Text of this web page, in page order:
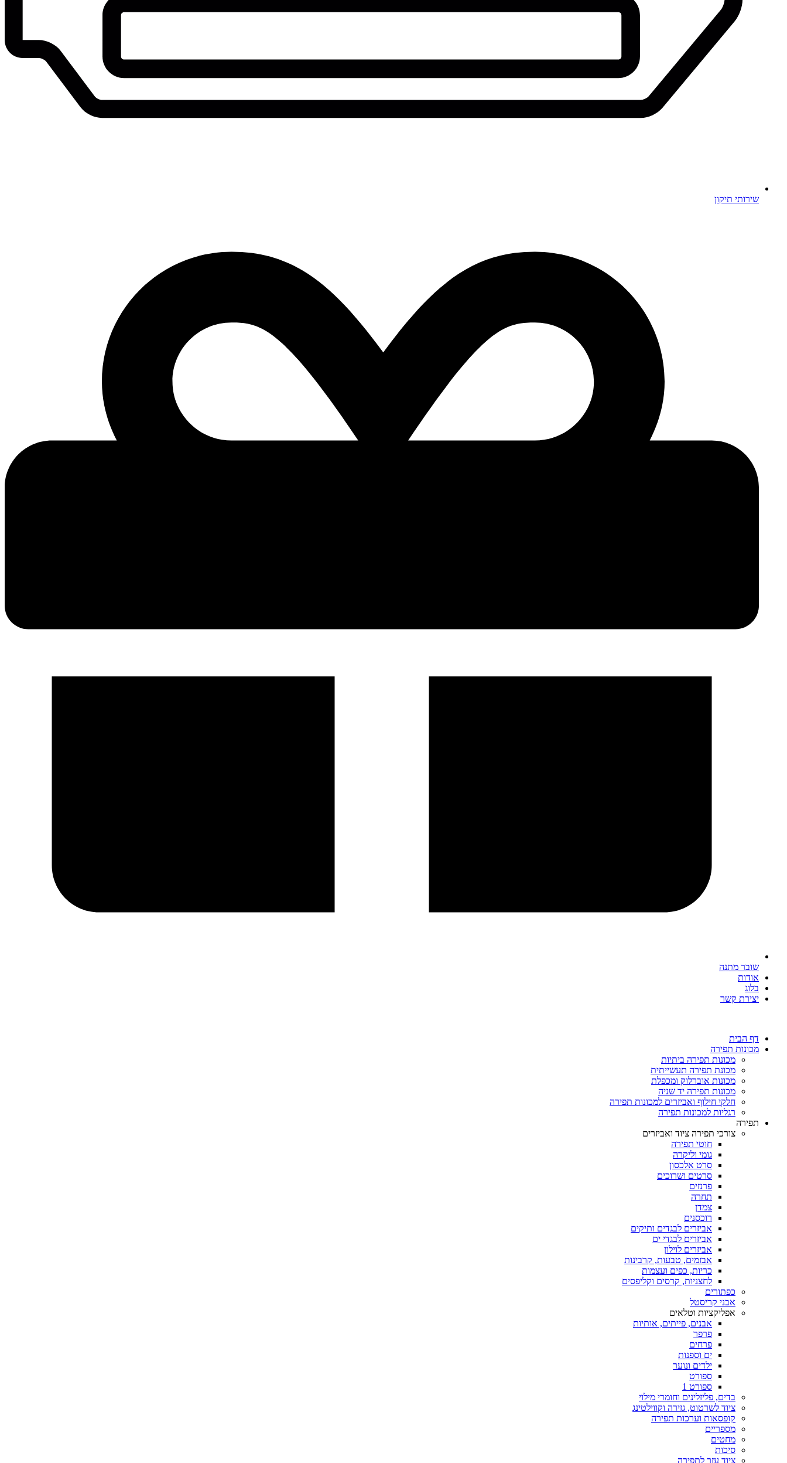
שירותי תיקון
שובר מתנה
אודות
בלוג
יצירת קשר
דף הבית
מכונות תפירה
מכונות תפירה ביתיות
מכונת תפירה תעשייתית
מכונות אוברלוק ומכפלת
מכונות תפירה יד שניה
חלקי חילוף ואביזרים למכונות תפירה
רגליות למכונות תפירה
תפירה
צורכי תפירה ציוד ואביזרים
חוטי תפירה
גומי וליקרה
סרט אלכסון
סרטים ושרוכים
פרנזים
תחרה
צמדן
רוכסנים
אביזרים לבגדים ותיקים
אביזרים לבגדי ים
אביזרים לוילון
אבזמים, טבעות, קרבינות
כריות, כפים ועצמות
לחצניות, קרסים וקליפסים
כפתורים
אבני קריסטל
אפליקציות וטלאים
אבנים, פייתים, אותיות
פרפר
פרחים
ים וספנות
ילדים ונוער
ספורט
ספורט 1
בדים, פליזלינים וחומרי מילוי
ציוד לשרטוט, גזירה וקווילטינג
קופסאות וערכות תפירה
מספריים
מחטים
סיכות
ציוד עזר לתפירה